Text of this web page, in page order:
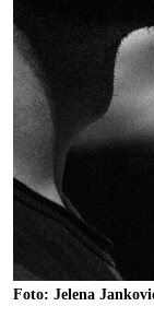
Foto: Jelena